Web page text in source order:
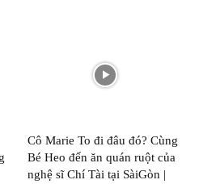
Cô Marie To đi đâu đó? Cùng
Bé Heo đến ăn quán ruột của
nghệ sĩ Chí Tài tại SàiGòn |